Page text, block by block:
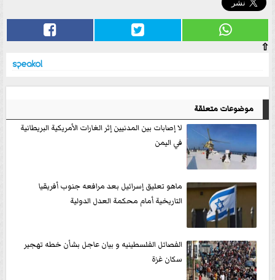
⇧
موضوعات متعلقة
لا إصابات بين المدنيين إثر الغارات الأمريكية البريطانية
في اليمن
ماهو تعليق إسرائيل بعد مرافعه جنوب أفريقيا
التاريخية أمام محكمة العدل الدولية
الفصائل الفلسطينيه و بيان عاجل بشأن خطه تهجير
سكان غزة